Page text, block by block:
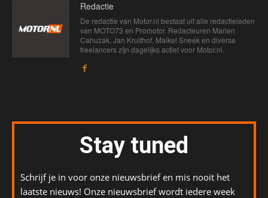
Redactie
De redactie van Motor.nl bestaat uit alle redactieleden
van MOTO73 en Promotor. Redacteuren Marien
Cahuzak, Jan Kruithof, Maikel Sneek en diverse
freelancers zijn dagelijks actief voor Motor.nl.
Stay tuned
Schrijf je in voor onze nieuwsbrief en mis nooit het
laatste nieuws! Onze nieuwsbrief wordt iedere week